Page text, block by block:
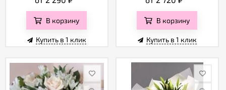
В корзину
Купить в 1 клик
В корзину
Купить в 1 клик